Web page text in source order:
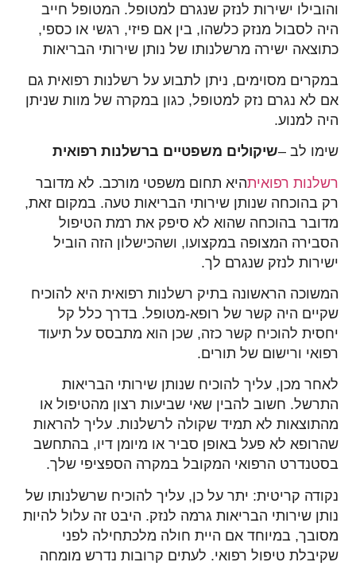
והובילו ישירות לנזק שנגרם למטופל. המטופל חייב
היה לסבול מנזק כלשהו, בין אם פיזי, רגשי או כספי,
כתוצאה ישירה מרשלנותו של נותן שירותי הבריאות
במקרים מסוימים, ניתן לתבוע על רשלנות רפואית גם
אם לא נגרם נזק למטופל, כגון במקרה של מוות שניתן
היה למנוע.
שימו לב –שיקולים משפטיים ברשלנות רפואית
רשלנות רפואיתהיא תחום משפטי מורכב. לא מדובר
רק בהוכחה שנותן שירותי הבריאות טעה. במקום זאת,
מדובר בהוכחה שהוא לא סיפק את רמת הטיפול
הסבירה המצופה במקצועו, ושהכישלון הזה הוביל
ישירות לנזק שנגרם לך.
המשוכה הראשונה בתיק רשלנות רפואית היא להוכיח
שקיים היה קשר של רופא-מטופל. בדרך כלל קל
יחסית להוכיח קשר כזה, שכן הוא מתבסס על תיעוד
רפואי ורישום של תורים.
לאחר מכן, עליך להוכיח שנותן שירותי הבריאות
התרשל. חשוב להבין שאי שביעות רצון מהטיפול או
מהתוצאות לא תמיד שקולה לרשלנות. עליך להראות
שהרופא לא פעל באופן סביר או מיומן דיו, בהתחשב
בסטנדרט הרפואי המקובל במקרה הספציפי שלך.
נקודה קריטית: יתר על כן, עליך להוכיח שרשלנותו של
נותן שירותי הבריאות גרמה לנזק. היבט זה עלול להיות
מסובך, במיוחד אם היית חולה מלכתחילה לפני
שקיבלת טיפול רפואי. לעתים קרובות נדרש מומחה